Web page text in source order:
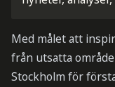
Med målet att
från utsatta
Stockholm för